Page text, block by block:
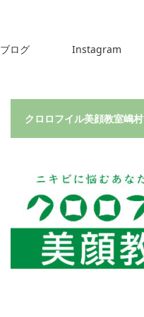
ブログ Instagram
クロロフイル美顔教室嶋村